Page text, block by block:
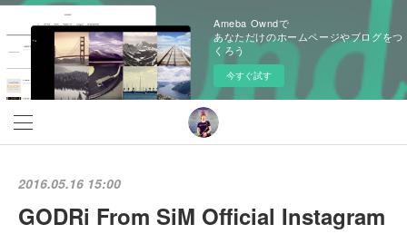
Ameba Owndで
あなただけのホームページやブログをつ
くろう
今すぐ試す
2016.05.16 15:00
GODRi From SiM Official Instagram